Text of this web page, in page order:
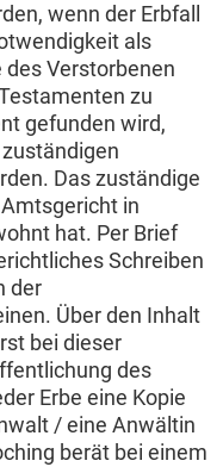
wenn der Erbfall
als
Verstorbenen
zu
gefunden wird,
Das zuständige
in
hat. Per Brief
Schreiben
der
Über den Inhalt
bei dieser
des
Erbe eine Kopie
/ eine Anwältin
berät bei einem